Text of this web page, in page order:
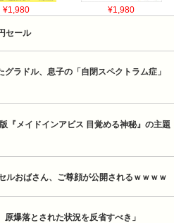
¥1,980 ¥1,980
セール
グラドル、息子の「自閉スペクトラム症」
『メイドインアビス 目覚める神秘』の主題
ルおばさん、ご尊顔が公開されるｗｗｗｗ
爆落とされた状況を反省すべき」